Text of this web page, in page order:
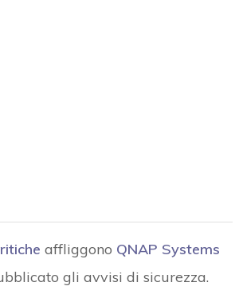
affliggono QNAP Systems
gli avvisi di sicurezza.